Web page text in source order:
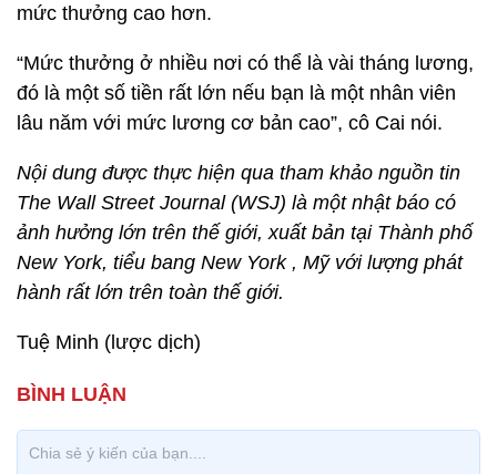
mức thưởng cao hơn.
“Mức thưởng ở nhiều nơi có thể là vài tháng lương,
đó là một số tiền rất lớn nếu bạn là một nhân viên
lâu năm với mức lương cơ bản cao”, cô Cai nói.
Nội dung được thực hiện qua tham khảo nguồn tin
The Wall Street Journal (WSJ) là một nhật báo có
ảnh hưởng lớn trên thế giới, xuất bản tại Thành phố
New York, tiểu bang New York , Mỹ với lượng phát
hành rất lớn trên toàn thế giới.
Tuệ Minh (lược dịch)